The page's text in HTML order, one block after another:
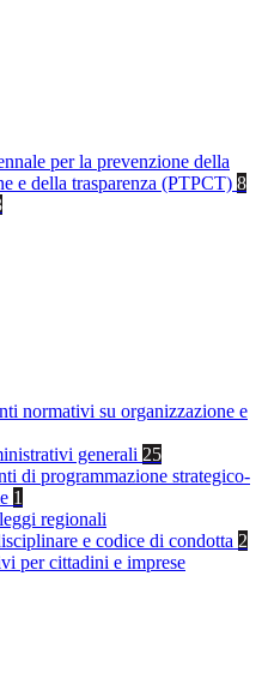
per la prevenzione della
e della trasparenza (PTPCT) 8
normativi su organizzazione e
generali 25
di programmazione strategico-
1
regionali
e codice di condotta 2
per cittadini e imprese